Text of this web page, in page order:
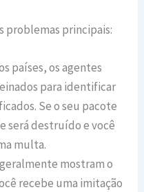
problemas principais:
países, os agentes
para identificar
Se o seu pacote
será destruído e você
multa.
mostram o
recebe uma imitação